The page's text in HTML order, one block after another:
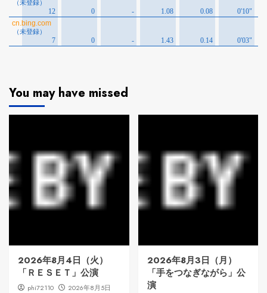
You may have missed
2026年8月4日（火）
「ＲＥＳＥＴ」公演
phi72110
2026年8月5日
2026年8月3日（月）
「手をつなぎながら」公
演